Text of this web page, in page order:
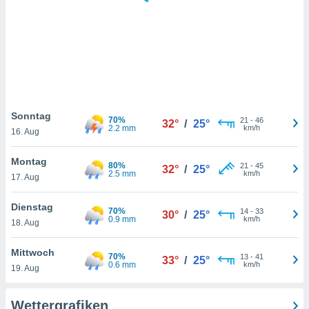
nicht
von
und
auf
klicken.
Sonntag
16. Aug
70%
2.2 mm
32° / 25° 21 - 46
km/h
Montag
17. Aug
80%
2.5 mm
32° / 25° 21 - 45
km/h
Dienstag
18. Aug
70%
0.9 mm
30° / 25° 14- 33
km/h
Mittwoch
19. Aug
70%
0.6 mm
33° / 25° 13- 41
km/h
Wettergrafiken